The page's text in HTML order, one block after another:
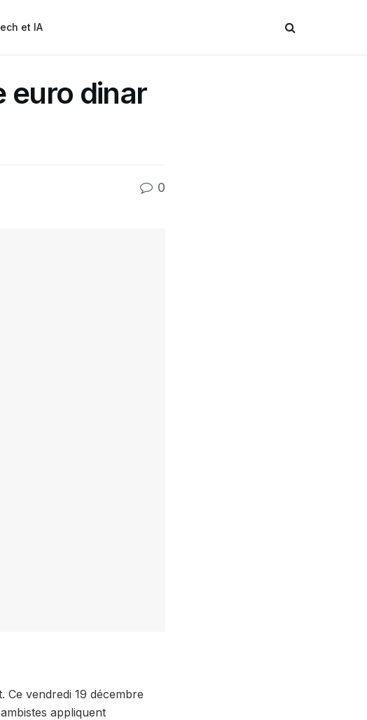
et IA
euro dinar
0
Ce vendredi 19 décembre
appliquent